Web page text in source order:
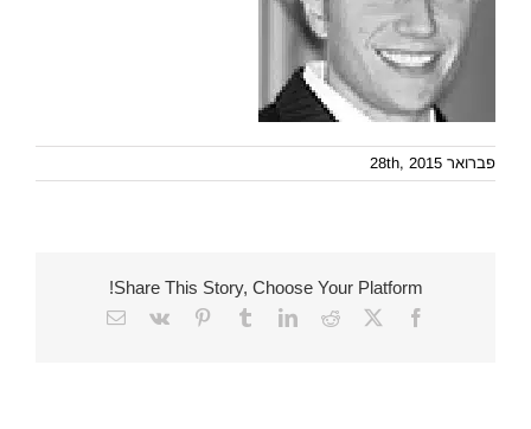
פברואר 28th, 2015
Share This Story, Choose Your Platform!
Facebook
X
Reddit
LinkedIn
Tumblr
Pinterest
Vk
Email